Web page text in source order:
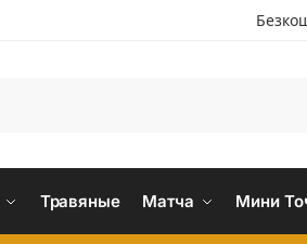
Травяные Матча Мини